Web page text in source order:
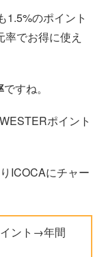
1.5%のポイント
でお得に使え
ですね。
ポイント
ICOCAにチャー
ント→年間